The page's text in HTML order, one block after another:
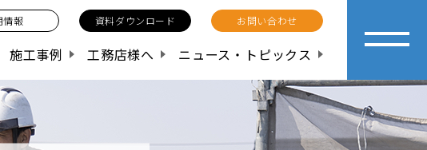
情報 資料ダウンロード お問い合わせ
施工事例 工務店様へ ニュース・トピックス